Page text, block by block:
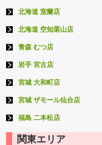
北海道 室蘭店
北海道 空知栗山店
青森 むつ店
岩手 宮古店
宮城 大和町店
宮城 ザモール仙台店
福島 二本松店
関東エリア